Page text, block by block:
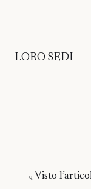
LORO SEDI
q Visto